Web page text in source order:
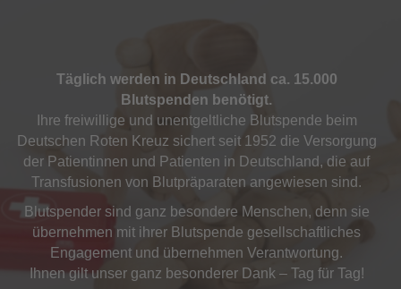
Täglich werden in Deutschland ca. 15.000
Blutspenden benötigt.
Ihre freiwillige und unentgeltliche Blutspende beim
Deutschen Roten Kreuz sichert seit 1952 die Versorgung
der Patientinnen und Patienten in Deutschland, die auf
Transfusionen von Blutpräparaten angewiesen sind.
Blutspender sind ganz besondere Menschen, denn sie
übernehmen mit ihrer Blutspende gesellschaftliches
Engagement und übernehmen Verantwortung.
Ihnen gilt unser ganz besonderer Dank – Tag für Tag!